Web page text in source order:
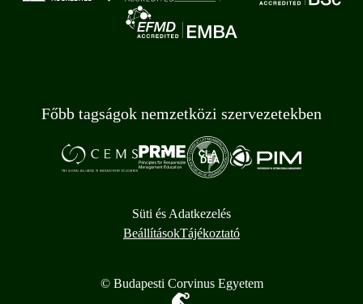
Főbb tagságok nemzetközi szervezetekben
Süti és Adatkezelés
BeállításokTájékoztató
© Budapesti Corvinus Egyetem